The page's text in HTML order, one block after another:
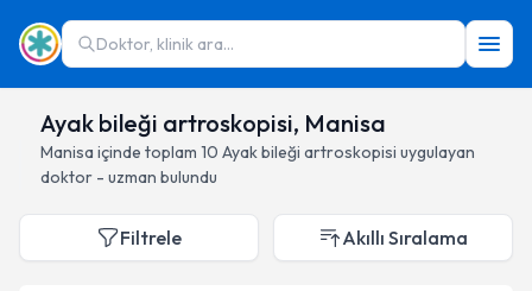
Doktor, klinik ara...
Ayak bileği artroskopisi, Manisa
Manisa içinde toplam 10 Ayak bileği artroskopisi uygulayan
doktor - uzman bulundu
Filtrele Akıllı Sıralama